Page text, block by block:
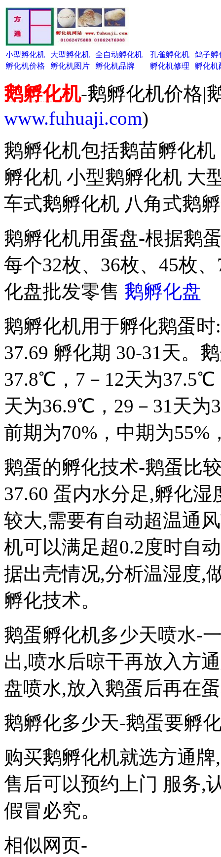
小型孵化机 大型孵化机 全自动孵化机 孔雀孵化机
鸽子孵
孵化机价格
孵化机图片 孵化机品牌 孵化机修理 孵化机
鹅孵化机-鹅孵化机价格|
www.fuhuaji.com)
鹅孵化机包括鹅苗孵化
孵化机 小型鹅孵化机 大
车式鹅孵化机 八角式鹅
鹅孵化机用蛋盘-根据鹅
每个32枚、36枚、45枚
化盘批发零售 鹅孵化盘
鹅孵化机用于孵化鹅蛋时
37.69 孵化期 30-31天。
37.8℃，7－12天为37.5℃
天为36.9℃，29－31天
前期为70%，中期为55%
鹅蛋的孵化技术-鹅蛋比
37.60 蛋内水分足,孵化
较大,需要有自动超温通
机可以满足超0.2度时自
据出壳情况,分析温湿度,
孵化技术。
鹅蛋孵化机多少天喷水-
出,喷水后晾干再放入方
盘喷水,放入鹅蛋后再在
鹅孵化多少天-鹅蛋要孵
购买鹅孵化机就选方通
售后可以预约上门 服务,
假冒必究。
相似网页-